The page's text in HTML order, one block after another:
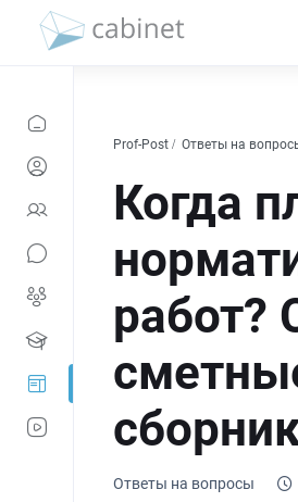
Prof-Post Ответы на
Когда
работ?
Ответы на вопросы